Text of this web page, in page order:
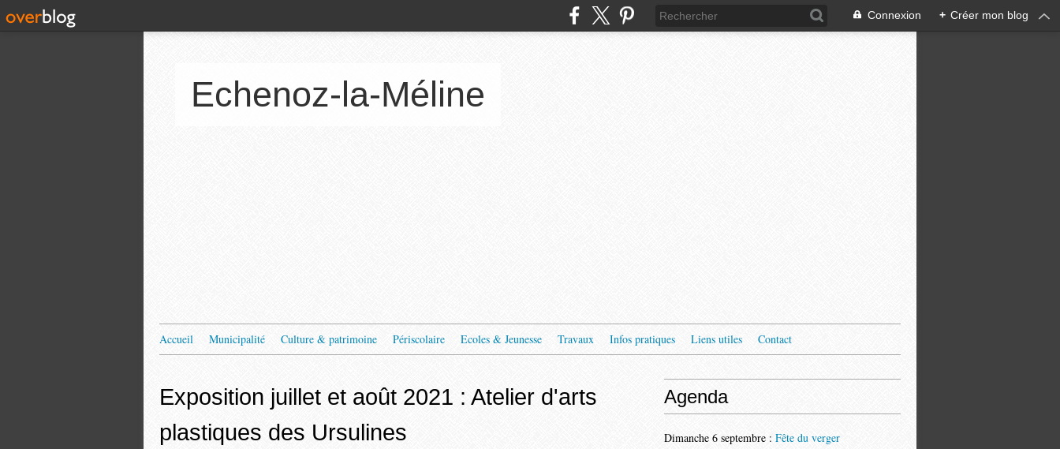
Connexion + Créer mon blog
Echenoz-la-Méline
Accueil Municipalité Culture & patrimoine Périscolaire Ecoles & Jeunesse Travaux Infos pratiques Liens utiles Contact
Exposition juillet et août 2021 : Atelier d'arts
plastiques des Ursulines
Agenda
Dimanche 6 septembre : Fête du verger